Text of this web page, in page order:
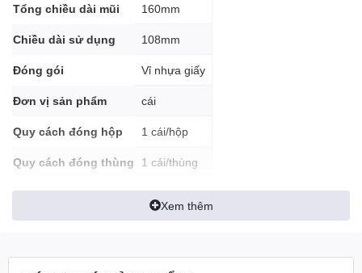
Tổng chiều dài mũi 160mm
Chiều dài sử dụng 108mm
Đóng gói Vỉ nhựa giấy
Đơn vị sản phẩm cái
Quy cách đóng hộp 1 cái/hộp
Quy cách đóng thùng 1 cái/thùng
Xem thêm